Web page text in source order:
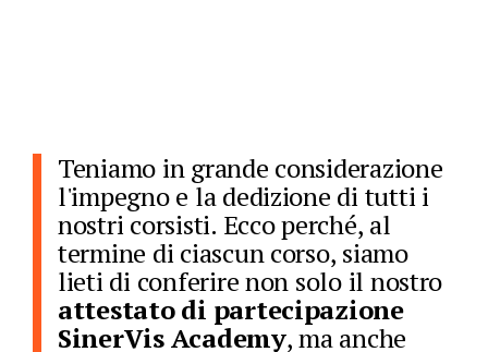
Teniamo in grande considerazione
l'impegno e la dedizione di tutti i
nostri corsisti. Ecco perché, al
termine di ciascun corso, siamo
lieti di conferire non solo il nostro
attestato di partecipazione
SinerVis Academy, ma anche